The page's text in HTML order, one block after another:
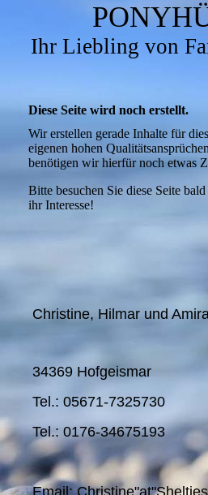
Ihr Liebling von
Diese Seite wird noch erstellt.
Wir erstellen gerade Inhalte für
eigenen hohen
benötigen wir hierfür noch etwas
Bitte besuchen Sie diese Seite
ihr Interesse!
Christine, Hilmar und
34369 Hofgeismar
Tel.: 05671-7325730
Tel.: 0176-34675193